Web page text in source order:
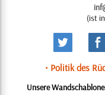
(ist
• Politik des
Unsere